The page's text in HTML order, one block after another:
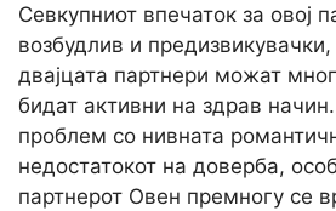
Севкупниот впечаток за овој
возбудлив и предизвикувачки,
двајцата партнери можат
бидат активни на здрав
проблем со нивната
недостатокот на доверба,
партнерот Овен премногу се